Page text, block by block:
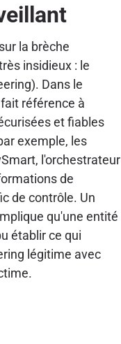
la brèche
insidieux : le
Dans le
référence à
et fiables
exemple, les
l'orchestrateur
de
de contrôle. Un
qu'une entité
établir ce qui
légitime avec